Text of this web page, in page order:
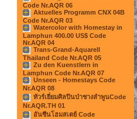
Code Nr.AQR 06
Aktuelles Programm CNX 04B
Code Nr.AQR 03
Watercolor with Homestay in
Lamphun 400.00 US$ Code
Nr.AQR 04
Trans-Grand-Aquarell
Thailand Code Nr.AQR 05
Zu den Kuenstlern in
Lamphun Code Nr.AQR 07
Unseen - Homestays Code
Nr.AQR 08
ทัวร์เยี่ยมศิลปินป่าชางลำพูนCode
Nr.AQR.TH 01
อันซีนโฮมสเตย์ Code